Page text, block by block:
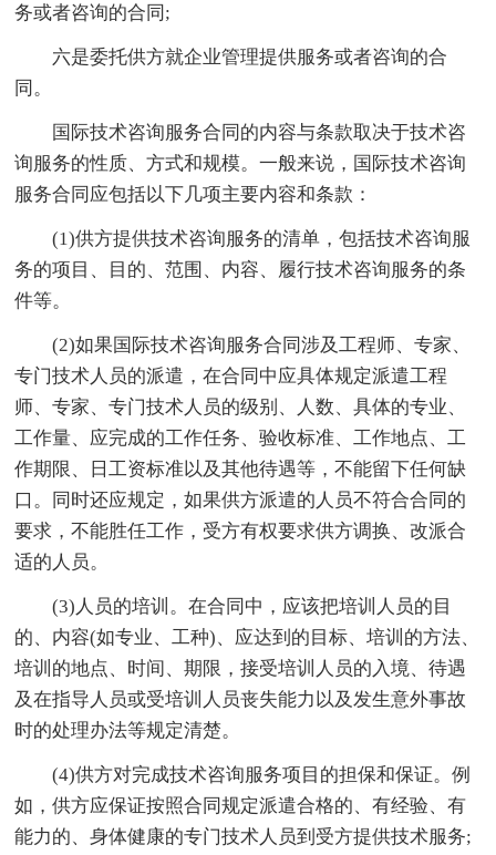
务或者咨询的合同;
六是委托供方就企业管理提供服务或者咨询的合
同。
国际技术咨询服务合同的内容与条款取决于技术咨
询服务的性质、方式和规模。一般来说，国际技术咨询
服务合同应包括以下几项主要内容和条款：
(1)供方提供技术咨询服务的清单，包括技术咨询服
务的项目、目的、范围、内容、履行技术咨询服务的条
件等。
(2)如果国际技术咨询服务合同涉及工程师、专家、
专门技术人员的派遣，在合同中应具体规定派遣工程
师、专家、专门技术人员的级别、人数、具体的专业、
工作量、应完成的工作任务、验收标准、工作地点、工
作期限、日工资标准以及其他待遇等，不能留下任何缺
口。同时还应规定，如果供方派遣的人员不符合合同的
要求，不能胜任工作，受方有权要求供方调换、改派合
适的人员。
(3)人员的培训。在合同中，应该把培训人员的目
的、内容(如专业、工种)、应达到的目标、培训的方法、
培训的地点、时间、期限，接受培训人员的入境、待遇
及在指导人员或受培训人员丧失能力以及发生意外事故
时的处理办法等规定清楚。
(4)供方对完成技术咨询服务项目的担保和保证。例
如，供方应保证按照合同规定派遣合格的、有经验、有
能力的、身体健康的专门技术人员到受方提供技术服务;